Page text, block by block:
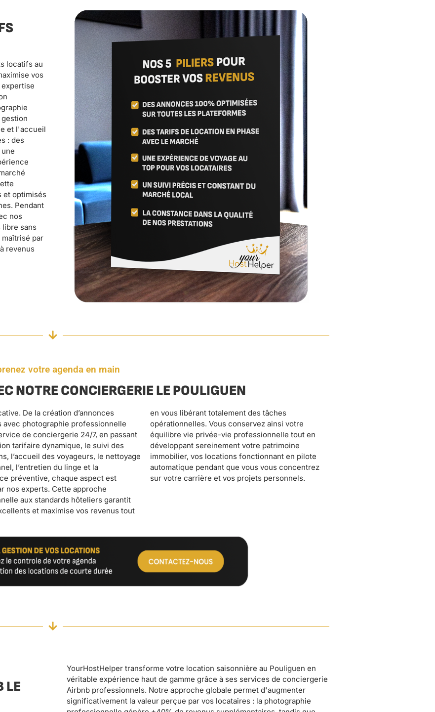
locatifs au
vos
et l'accueil
: des
et optimisés
Pendant
nos
libre sans
par
revenus
votre agenda en main
NOTRE CONCIERGERIE LE POULIGUEN
sur votre carrière et vos projets personnels.
LE
YourHostHelper transforme votre location saisonnière au Pouliguen en
véritable expérience haut de gamme grâce à ses services de conciergerie
Airbnb professionnels. Notre approche globale permet d'augmenter
significativement la valeur perçue par vos locataires : la photographie